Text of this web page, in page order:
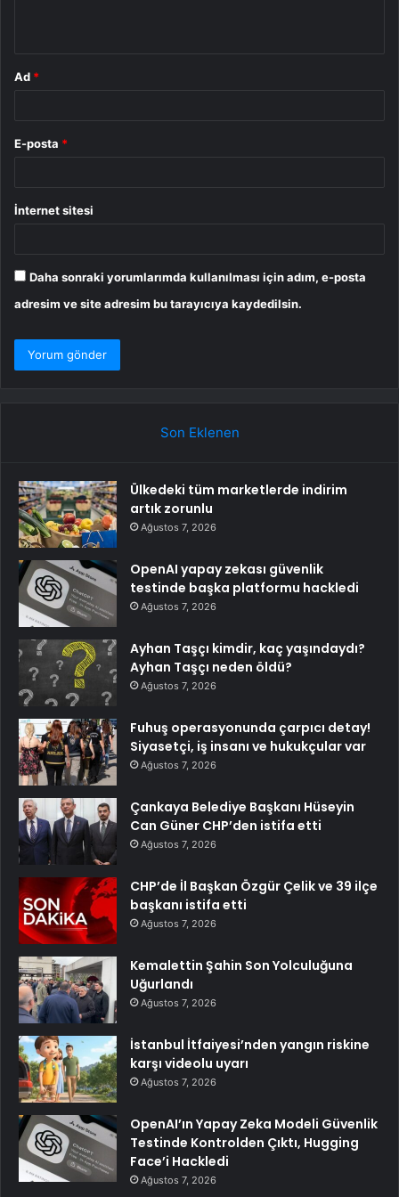
Ad *
E-posta *
İnternet sitesi
Daha sonraki yorumlarımda kullanılması için adım, e-posta
adresim ve site adresim bu tarayıcıya kaydedilsin.
Son Eklenen
Ülkedeki tüm marketlerde indirim
artık zorunlu
Ağustos 7, 2026
OpenAI yapay zekası güvenlik
testinde başka platformu hackledi
Ağustos 7, 2026
Ayhan Taşçı kimdir, kaç yaşındaydı?
Ayhan Taşçı neden öldü?
Ağustos 7, 2026
Fuhuş operasyonunda çarpıcı detay!
Siyasetçi, iş insanı ve hukukçular var
Ağustos 7, 2026
Çankaya Belediye Başkanı Hüseyin
Can Güner CHP’den istifa etti
Ağustos 7, 2026
CHP’de İl Başkan Özgür Çelik ve 39 ilçe
başkanı istifa etti
Ağustos 7, 2026
Kemalettin Şahin Son Yolculuğuna
Uğurlandı
Ağustos 7, 2026
İstanbul İtfaiyesi’nden yangın riskine
karşı videolu uyarı
Ağustos 7, 2026
OpenAI’ın Yapay Zeka Modeli Güvenlik
Testinde Kontrolden Çıktı, Hugging
Face’i Hackledi
Ağustos 7, 2026